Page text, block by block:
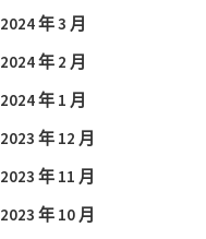
2024 年 3 月
2024 年 2 月
2024 年 1 月
2023 年 12 月
2023 年 11 月
2023 年 10 月